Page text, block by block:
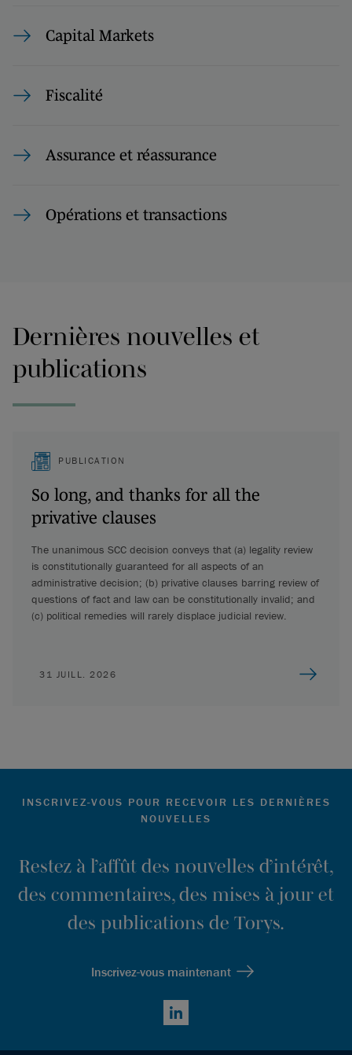
Capital Markets
Fiscalité
Assurance et réassurance
Opérations et transactions
Dernières nouvelles et
publications
PUBLICATION
So long, and thanks for all the
privative clauses
The unanimous SCC decision conveys that (a) legality review
is constitutionally guaranteed for all aspects of an
administrative decision; (b) privative clauses barring review of
questions of fact and law can be constitutionally invalid; and
(c) political remedies will rarely displace judicial review.
31 JUILL. 2026
INSCRIVEZ-VOUS POUR RECEVOIR LES DERNIÈRES
NOUVELLES
Restez à l’affût des nouvelles d’intérêt,
des commentaires, des mises à jour et
des publications de Torys.
Inscrivez-vous maintenant
LinkedIn